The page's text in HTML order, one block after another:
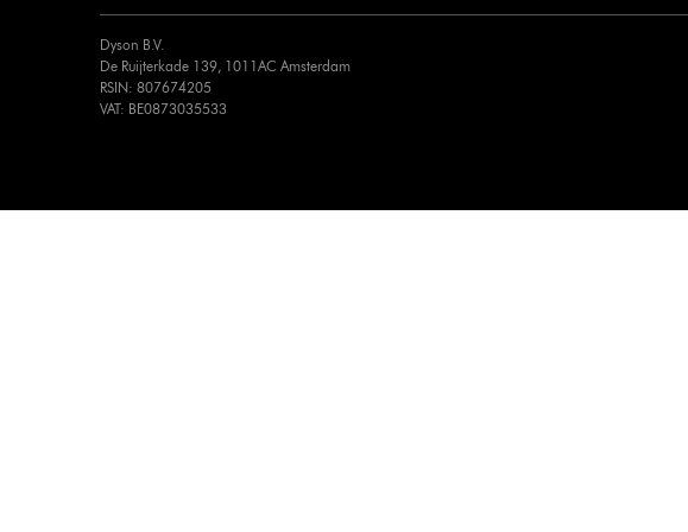
Dyson B.V.
De Ruijterkade 139, 1011AC Amsterdam
RSIN: 807674205
VAT: BE0873035533